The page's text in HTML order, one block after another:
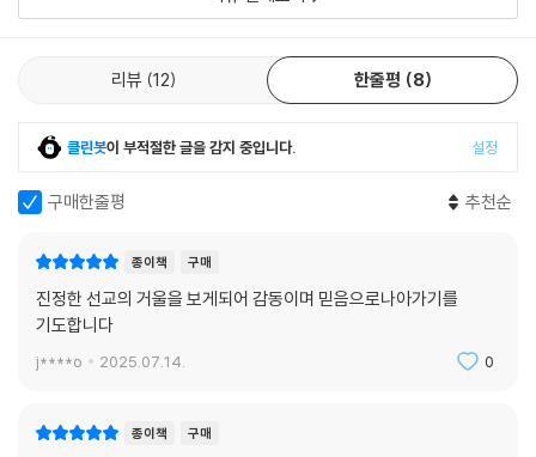
리뷰 12 한줄평 8
클린봇이 부적절한 글을 감지 중입니다. 설정
구매한줄평 추천순
종이책 구매
진정한 선교의 거울을 보게되어 감동이며 믿음으로나아가기를
기도합니다
j****o 2025.07.14. 0
종이책 구매